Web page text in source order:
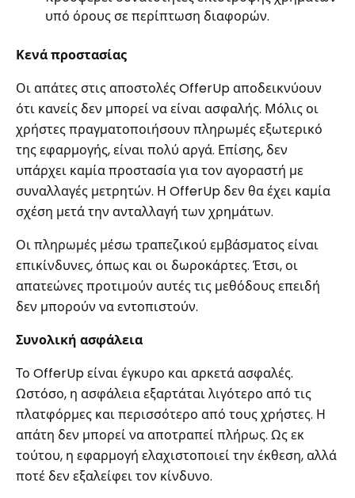
υπό όρους σε περίπτωση διαφορών.
Κενά προστασίας
Οι απάτες στις αποστολές OfferUp αποδεικνύουν
ότι κανείς δεν μπορεί να είναι ασφαλής. Μόλις οι
χρήστες πραγματοποιήσουν πληρωμές εξωτερικό
της εφαρμογής, είναι πολύ αργά. Επίσης, δεν
υπάρχει καμία προστασία για τον αγοραστή με
συναλλαγές μετρητών. Η OfferUp δεν θα έχει καμία
σχέση μετά την ανταλλαγή των χρημάτων.
Οι πληρωμές μέσω τραπεζικού εμβάσματος είναι
επικίνδυνες, όπως και οι δωροκάρτες. Έτσι, οι
απατεώνες προτιμούν αυτές τις μεθόδους επειδή
δεν μπορούν να εντοπιστούν.
Συνολική ασφάλεια
Το OfferUp είναι έγκυρο και αρκετά ασφαλές.
Ωστόσο, η ασφάλεια εξαρτάται λιγότερο από τις
πλατφόρμες και περισσότερο από τους χρήστες. Η
απάτη δεν μπορεί να αποτραπεί πλήρως. Ως εκ
τούτου, η εφαρμογή ελαχιστοποιεί την έκθεση, αλλά
ποτέ δεν εξαλείφει τον κίνδυνο.